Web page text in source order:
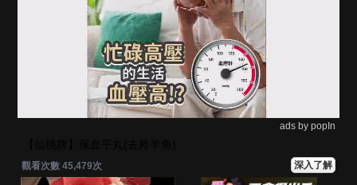
ads by popIn
觀看次數 45,483次 深入了解